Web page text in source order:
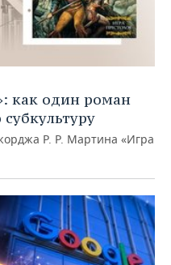
как один роман
Р. Р. Мартина «Игра